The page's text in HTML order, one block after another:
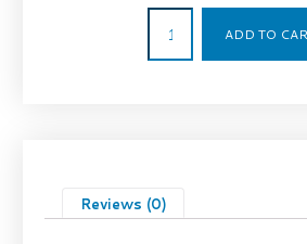
ADD TO
Reviews (0)